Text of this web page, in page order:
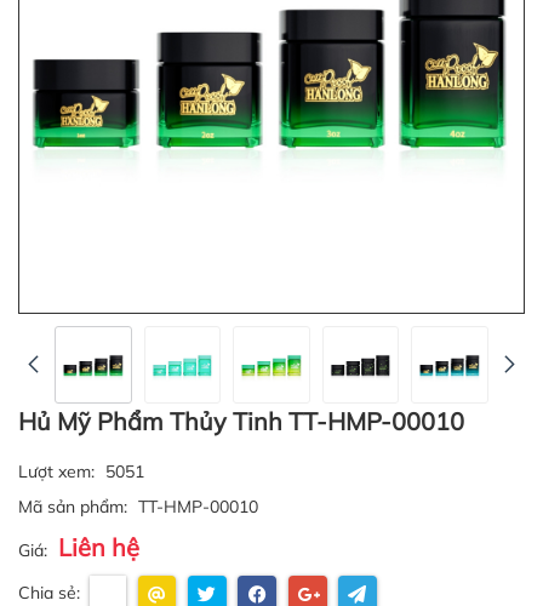
Hủ Mỹ Phẩm Thủy Tinh TT-HMP-00010
Lượt xem: 5051
Mã sản phẩm: TT-HMP-00010
Giá: Liên hệ
Chia sẻ: